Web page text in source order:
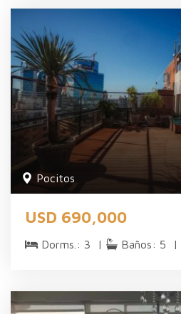
Pocitos
USD 690,000
Dorms.: 3 | Baños: 5 |